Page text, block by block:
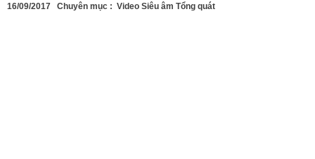
16/09/2017 Chuyên mục : Video Siêu âm Tổng quát